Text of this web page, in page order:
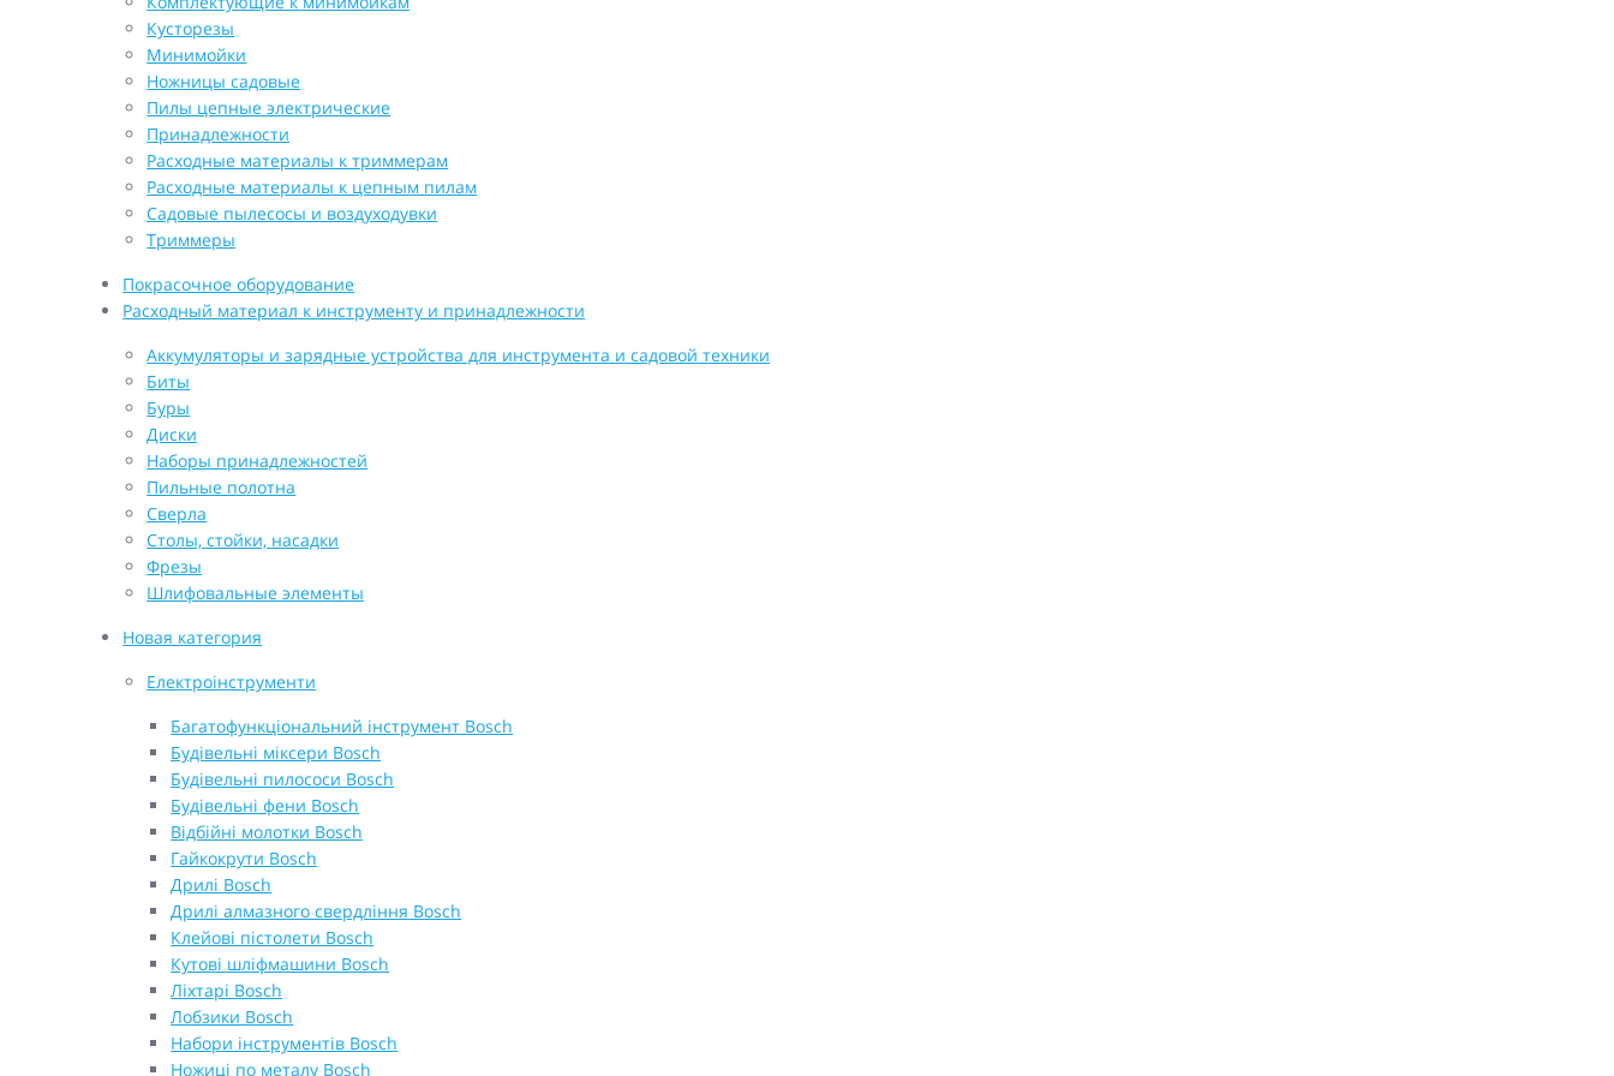
Кусторезы
Минимойки
Ножницы садовые
Пилы цепные электрические
Принадлежности
Расходные материалы к триммерам
Расходные материалы к цепным пилам
Садовые пылесосы и воздуходувки
Триммеры
Покрасочное оборудование
Расходный материал к инструменту и принадлежности
Аккумуляторы и зарядные устройства для инструмента и садовой техники
Биты
Буры
Диски
Наборы принадлежностей
Пильные полотна
Сверла
Столы, стойки, насадки
Фрезы
Шлифовальные элементы
Новая категория
Електроінструменти
Багатофункціональний інструмент Bosch
Будівельні міксери Bosch
Будівельні пилососи Bosch
Будівельні фени Bosch
Відбійні молотки Bosch
Гайкокрути Bosch
Дрилі Bosch
Дрилі алмазного свердління Bosch
Клейові пістолети Bosch
Кутові шліфмашини Bosch
Ліхтарі Bosch
Лобзики Bosch
Набори інструментів Bosch
Ножиці по металу Bosch